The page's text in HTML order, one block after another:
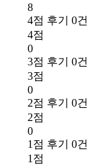
8
4점 후기 0건
4점
0
3점 후기 0건
3점
0
2점 후기 0건
2점
0
1점 후기 0건
1점